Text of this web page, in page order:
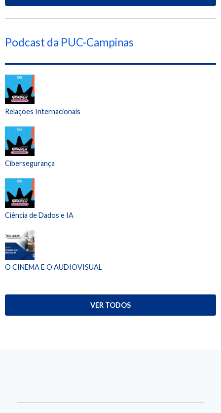
Podcast da PUC-Campinas
Relações Internacionais
Cibersegurança
Ciência de Dados e IA
O CINEMA E O AUDIOVISUAL
VER TODOS